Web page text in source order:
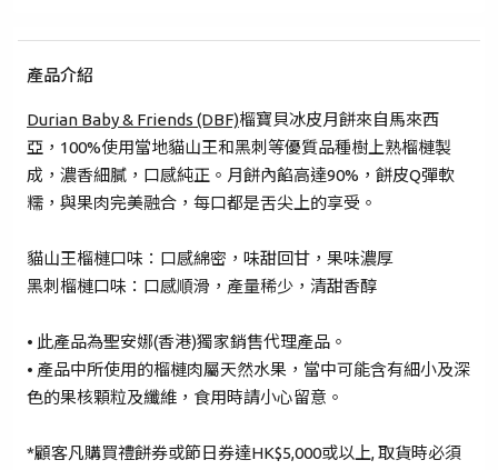
手提電話登入 電郵地址登入
已驗證之手提電話號碼*
+852
產品介紹
Durian Baby & Friends (DBF)榴寶貝冰皮月餅來自馬來西
亞，100%使用當地貓山王和黑刺等優質品種樹上熟榴槤製
成，濃香細膩，口感純正。月餅內餡高達90%，餅皮Q彈軟
糯，與果肉完美融合，每口都是舌尖上的享受。
貓山王榴槤口味：口感綿密，味甜回甘，果味濃厚
黑刺榴槤口味：口感順滑，產量稀少，清甜香醇
• 此產品為聖安娜(香港)獨家銷售代理產品。
• 產品中所使用的榴槤肉屬天然水果，當中可能含有細小及深
色的果核顆粒及纖維，食用時請小心留意。
*顧客凡購買禮餅券或節日券達HK$5,000或以上, 取貨時必須